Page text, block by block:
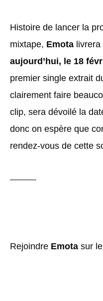
Histoire de lancer la
mixtape, Emota livrera
aujourd’hui, le 18
premier single extrait
clairement faire
clip, sera dévoilé la
donc on espère que
rendez-vous de cette
———-
Rejoindre Emota sur